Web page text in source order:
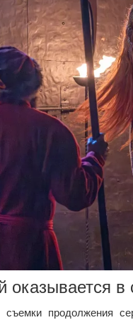
оказывается
продолжения